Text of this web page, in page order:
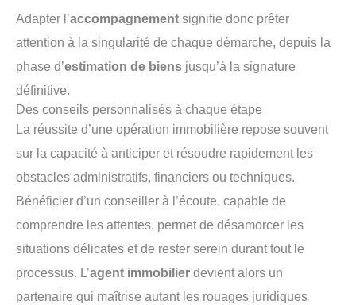
Adapter l’accompagnement signifie donc prêter
attention à la singularité de chaque démarche, depuis la
phase d’estimation de biens jusqu’à la signature
définitive.
Des conseils personnalisés à chaque étape
La réussite d’une opération immobilière repose souvent
sur la capacité à anticiper et résoudre rapidement les
obstacles administratifs, financiers ou techniques.
Bénéficier d’un conseiller à l’écoute, capable de
comprendre les attentes, permet de désamorcer les
situations délicates et de rester serein durant tout le
processus. L’agent immobilier devient alors un
partenaire qui maîtrise autant les rouages juridiques